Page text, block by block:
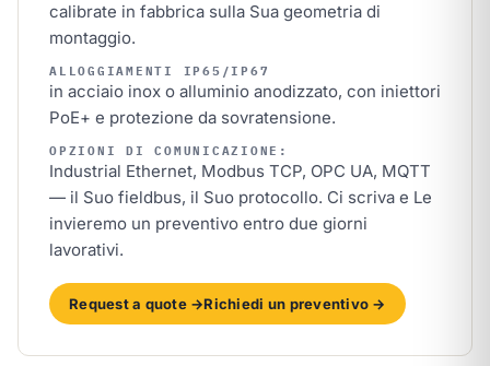
calibrate in fabbrica sulla Sua geometria di
montaggio.
ALLOGGIAMENTI IP65/IP67
in acciaio inox o alluminio anodizzato, con iniettori
PoE+ e protezione da sovratensione.
OPZIONI DI COMUNICAZIONE:
Industrial Ethernet, Modbus TCP, OPC UA, MQTT
— il Suo fieldbus, il Suo protocollo. Ci scriva e Le
invieremo un preventivo entro due giorni
lavorativi.
Request a quote →Richiedi un preventivo →